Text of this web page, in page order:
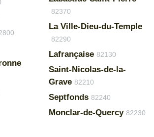
82370
La Ville-Dieu-du-Temple
82290
Lafrançaise 82130
Saint-Nicolas-de-la-
Grave 82210
Septfonds 82240
Monclar-de-Quercy 82230